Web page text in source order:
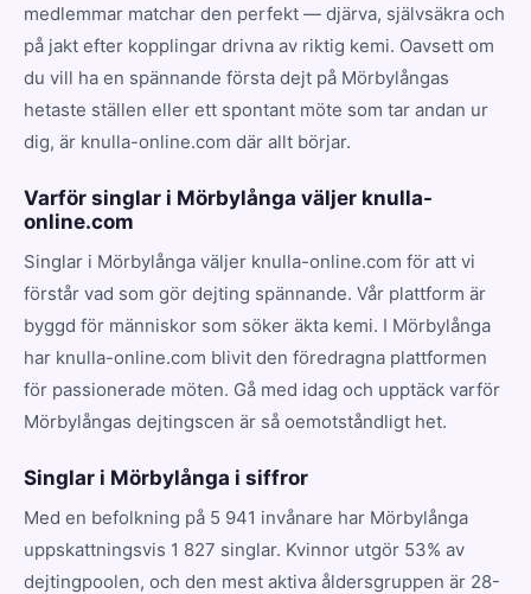
medlemmar matchar den perfekt — djärva, självsäkra och
på jakt efter kopplingar drivna av riktig kemi. Oavsett om
du vill ha en spännande första dejt på Mörbylångas
hetaste ställen eller ett spontant möte som tar andan ur
dig, är knulla-online.com där allt börjar.
Varför singlar i Mörbylånga väljer knulla-
online.com
Singlar i Mörbylånga väljer knulla-online.com för att vi
förstår vad som gör dejting spännande. Vår plattform är
byggd för människor som söker äkta kemi. I Mörbylånga
har knulla-online.com blivit den föredragna plattformen
för passionerade möten. Gå med idag och upptäck varför
Mörbylångas dejtingscen är så oemotståndligt het.
Singlar i Mörbylånga i siffror
Med en befolkning på 5 941 invånare har Mörbylånga
uppskattningsvis 1 827 singlar. Kvinnor utgör 53% av
dejtingpoolen, och den mest aktiva åldersgruppen är 28-